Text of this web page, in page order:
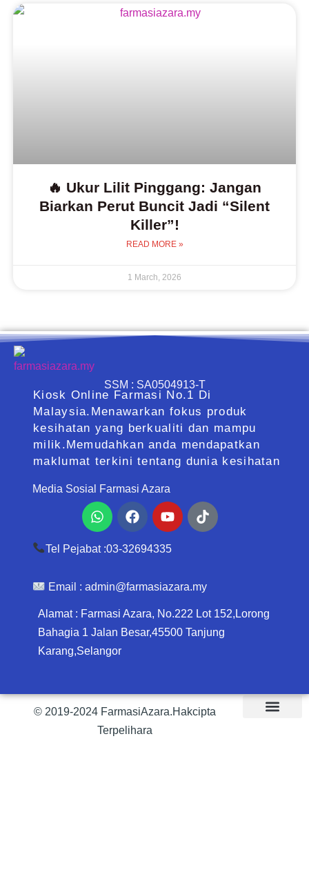
🔥 Ukur Lilit Pinggang: Jangan
Biarkan Perut Buncit Jadi “Silent
Killer”!
READ MORE »
1 March, 2026
SSM : SA0504913-T
Kiosk Online Farmasi No.1 Di
Malaysia.Menawarkan fokus produk
kesihatan yang berkualiti dan mampu
milik.Memudahkan anda mendapatkan
maklumat terkini tentang dunia kesihatan
Media Sosial Farmasi Azara
WhatsappFacebookYoutubeTiktok
Tel Pejabat :03-32694335
Email : admin@farmasiazara.my
Alamat : Farmasi Azara, No.222 Lot 152,Lorong
Bahagia 1 Jalan Besar,45500 Tanjung
Karang,Selangor
© 2019-2024 FarmasiAzara.Hakcipta
Terpelihara